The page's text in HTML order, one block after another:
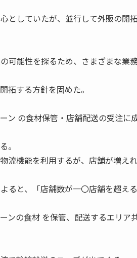
としていたが、並行して外販の開
可能性を探るため、さまざまな業
拓する方針を固めた。
ン の食材保管・店舗配送の受注に
。
流機能を利用するが、店舗が増え
ると、「店舗数が一〇店舗を超え
ンの食材 を保管、配送するエリア